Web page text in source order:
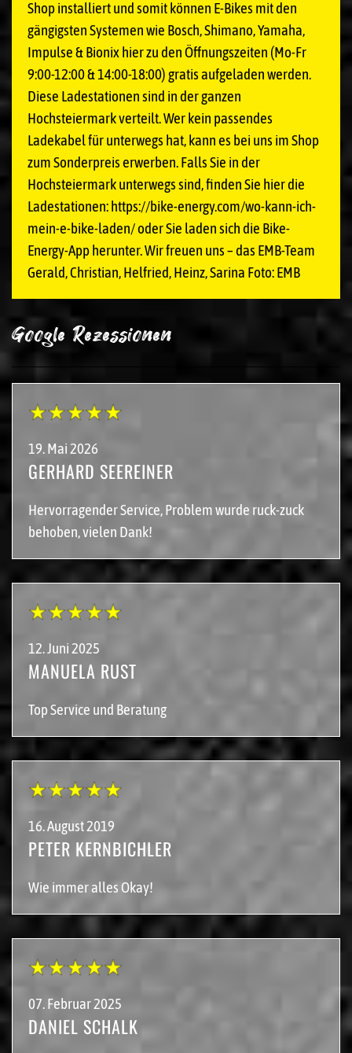
Shop installiert und somit können E-Bikes mit den
gängigsten Systemen wie Bosch, Shimano, Yamaha,
Impulse & Bionix hier zu den Öffnungszeiten (Mo-Fr
9:00-12:00 & 14:00-18:00) gratis aufgeladen werden.
Diese Ladestationen sind in der ganzen
Hochsteiermark verteilt. Wer kein passendes
Ladekabel für unterwegs hat, kann es bei uns im Shop
zum Sonderpreis erwerben. Falls Sie in der
Hochsteiermark unterwegs sind, finden Sie hier die
Ladestationen: https://bike-energy.com/wo-kann-ich-
mein-e-bike-laden/ oder Sie laden sich die Bike-
Energy-App herunter. Wir freuen uns – das EMB-Team
Gerald, Christian, Helfried, Heinz, Sarina Foto: EMB
Google Rezessionen
19. Mai 2026
GERHARD SEEREINER
Hervorragender Service, Problem wurde ruck-zuck
behoben, vielen Dank!
12. Juni 2025
MANUELA RUST
Top Service und Beratung
16. August 2019
PETER KERNBICHLER
Wie immer alles Okay!
07. Februar 2025
DANIEL SCHALK